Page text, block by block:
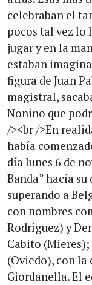
celebraban el
pocos tal vez lo
jugar y en la
estaban
figura de Juan
magistral,
Nonino que
/><br />En
había
día lunes 6 de
Banda” hacía
superando a
con nombres
Rodríguez) y
Cabito (Mieres);
(Oviedo), con la
Giordanella. El